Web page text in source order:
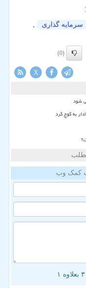
سرمایه گذاری
,
(0)
X
شود
به کوچ کرد
کمک وب